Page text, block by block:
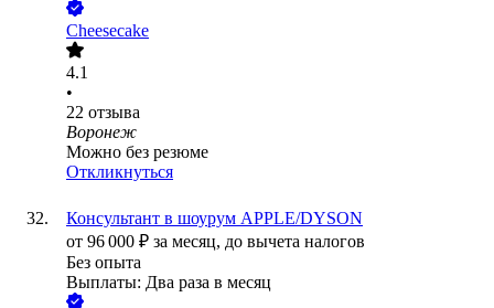
Cheesecake
4.1
•
22 отзыва
Воронеж
Можно без резюме
Откликнуться
Консультант в шоурум APPLE/DYSON
от 96 000 ₽ за месяц, до вычета налогов
Без опыта
Выплаты: Два раза в месяц